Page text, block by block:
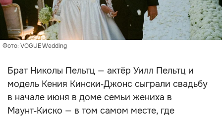
Фото: VOGUE Wedding
Брат Николы Пельтц — актёр Уилл Пельтц и
модель Кения Кински‑Джонс сыграли свадьбу
в начале июня в доме семьи жениха в
Маунт‑Киско — в том самом месте, где